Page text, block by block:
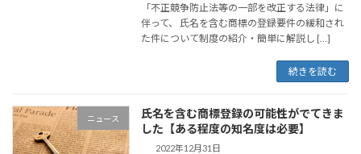
「不正競争防止法等の一部を改正する法律」に
伴って、 氏名を含む商標の登録要件の緩和され
た件について制度の紹介・簡単に解説し […]
続きを読む
ニュース
氏名を含む商標登録の可能性がでてきま
した【ある程度の知名度は必要】
2022年12月31日